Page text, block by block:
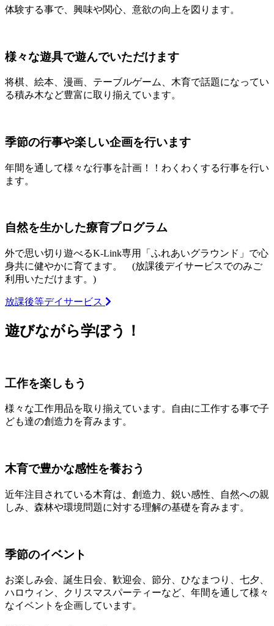
体験する事で、興味や関心、意欲の向上を図ります。
様々な遊具で遊んでいただけます
将棋、絵本、漫画、テーブルゲーム、木育で話題になってい
る積み木など豊富に取り揃えています。
季節の行事や楽しい企画を行います
年間を通して様々な行事を計画！！わくわくする行事を行い
ます。
自然を生かした療育プログラム
外で思い切り遊べるK-Link専用「ふれあいグラウンド」で心
身共に健やかに育てます。 (放課後デイサービスでのみご
利用いただけます。)
放課後等デイサービス
遊びながら学ぼう！
工作を楽しもう
様々な工作用品を取り揃えています。自由に工作する事で子
ども達の創造力を育みます。
木育で豊かな感性を養おう
近年注目されている木育は、創造力、鋭い感性、自然への親
しみ、森林や環境問題に対する理解の基礎を育みます。
季節のイベント
お楽しみ会、誕生日会、歓迎会、節分、ひなまつり、七夕、
ハロウィン、クリスマスパーティーなど、年間を通して様々
なイベントを企画しています。